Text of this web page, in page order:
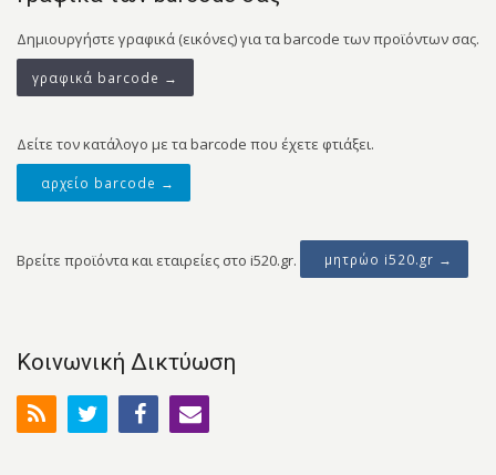
Δημιουργήστε γραφικά (εικόνες) για τα barcode των προϊόντων σας.
γραφικά barcode →
Δείτε τον κατάλογο με τα barcode που έχετε φτιάξει.
αρχείο barcode →
Βρείτε προϊόντα και εταιρείες στο i520.gr. μητρώο i520.gr →
Κοινωνική Δικτύωση